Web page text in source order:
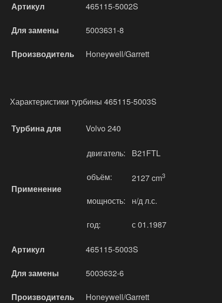
Артикул 465115-5002S
Для замены 5003631-8
Производитель Honeywell/Garrett
Характеристики турбины 465115-5003S
Турбина для Volvo 240
Применение
двигатель: B21FTL
объём: 2127 cm3
мощность: н/д л.с.
год: с 01.1987
Артикул 465115-5003S
Для замены 5003632-6
Производитель Honeywell/Garrett